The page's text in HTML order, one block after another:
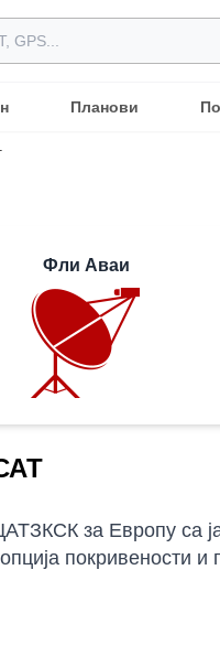
Планови
Фли Аваи
за Европу са
покривености и